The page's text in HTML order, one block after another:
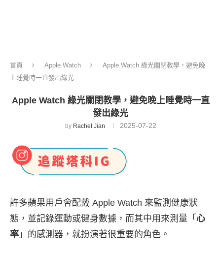
首頁 Apple Watch
Apple Watch 綠光關閉教學，避免晚
上睡覺時一直發出綠光
Apple Watch 綠光關閉教學，避免晚上睡覺時一直
發出綠光
by Rachel Jian 2025-07-22
許多蘋果用戶會配戴 Apple Watch 來監測健康狀
態，並記錄運動或健身數據，而其中用來測量「 心
率 」的感測器，就扮演著很重要的角色。